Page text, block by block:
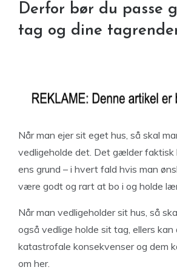
Derfor bør du passe
tag og dine
Når man ejer sit eget hus, så skal
vedligeholde det. Det gælder faktisk
ens grund – i hvert fald hvis man
være godt og rart at bo i og holde
Når man vedligeholder sit hus, så
også vedlige holde sit tag, ellers kan
katastrofale konsekvenser og dem
om her.